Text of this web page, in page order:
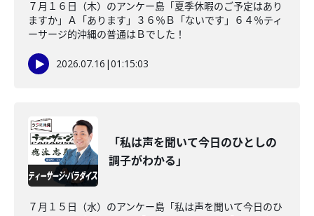
７月１６日（木）のアンケー島「夏季休暇のご予定はあり
ますか」Ａ「あります」３６％Ｂ「ないです」６４％ティ
ーサージ的沖縄の普通はＢでした！
2026.07.16 |01:15:03
「私は声を聞いて今日のひとしの
調子がわかる」
７月１５日（水）のアンケー島「私は声を聞いて今日のひ